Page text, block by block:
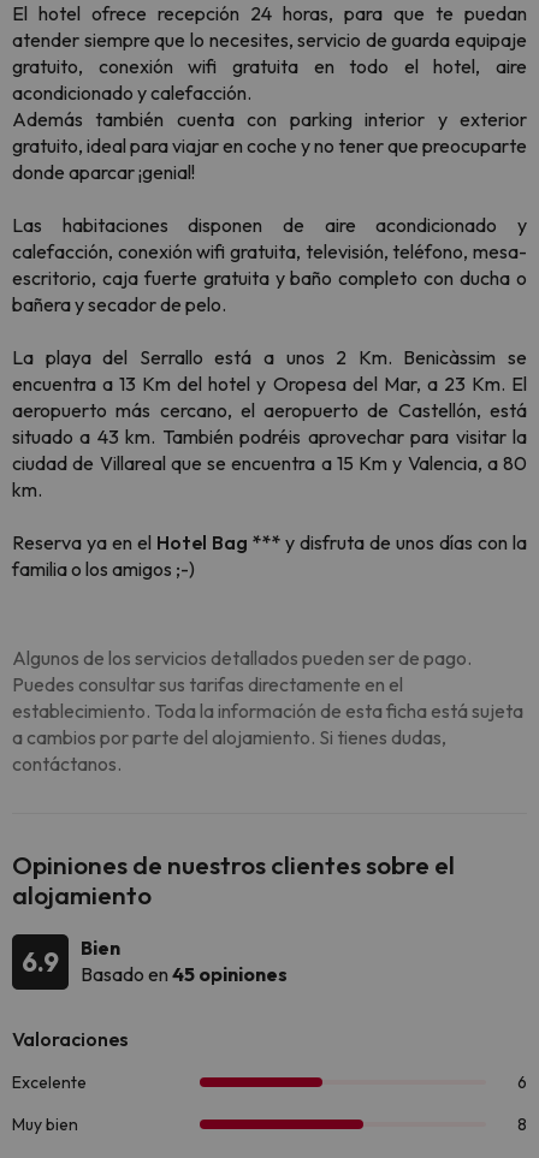
El hotel ofrece recepción 24 horas, para que te puedan
atender siempre que lo necesites, servicio de guarda equipaje
gratuito, conexión wifi gratuita en todo el hotel, aire
acondicionado y calefacción.
Además también cuenta con parking interior y exterior
gratuito, ideal para viajar en coche y no tener que preocuparte
donde aparcar ¡genial!
Las habitaciones disponen de aire acondicionado y
calefacción, conexión wifi gratuita, televisión, teléfono, mesa-
escritorio, caja fuerte gratuita y baño completo con ducha o
bañera y secador de pelo.
La playa del Serrallo está a unos 2 Km. Benicàssim se
encuentra a 13 Km del hotel y Oropesa del Mar, a 23 Km. El
aeropuerto más cercano, el aeropuerto de Castellón, está
situado a 43 km. También podréis aprovechar para visitar la
ciudad de Villareal que se encuentra a 15 Km y Valencia, a 80
km.
Reserva ya en el Hotel Bag *** y disfruta de unos días con la
familia o los amigos ;-)
Algunos de los servicios detallados pueden ser de pago.
Puedes consultar sus tarifas directamente en el
establecimiento. Toda la información de esta ficha está sujeta
a cambios por parte del alojamiento. Si tienes dudas,
contáctanos.
Opiniones de nuestros clientes sobre el
alojamiento
6.9
Bien
Basado en 45 opiniones